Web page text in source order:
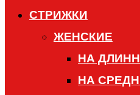
СТРИЖКИ
ЖЕНСКИЕ
НА
НА